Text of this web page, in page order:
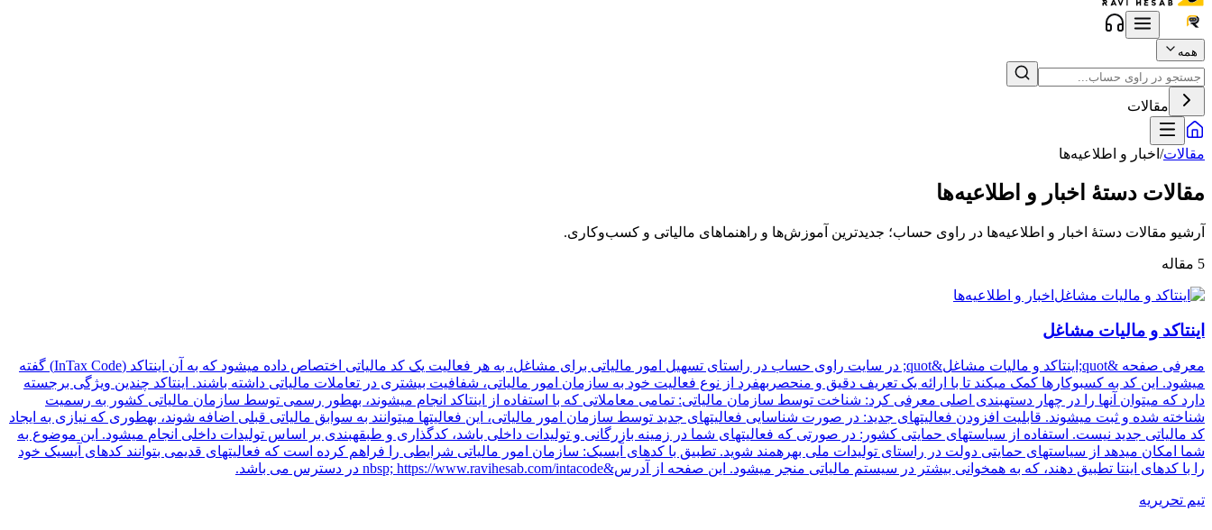
همه
مقالات
مقالات/ اخبار و اطلاعیه‌ها
مقالات دستهٔ اخبار و اطلاعیه‌ها
آرشیو مقالات دستهٔ اخبار و اطلاعیه‌ها در راوی حساب؛ جدیدترین آموزش‌ها و راهنماهای مالیاتی و کسب‌وکاری.
5 مقاله
اخبار و اطلاعیه‌ها
اینتاکد و مالیات مشاغل
معرفی صفحه &quot;اینتاکد و مالیات مشاغل&quot; در سایت راوی حساب در راستای تسهیل امور مالیاتی برای مشاغل، به هر فعالیت یک کد مالیاتی اختصاص داده میشود که به آن اینتاکد (InTax Code) گفته
میشود. این کد به کسبوکارها کمک میکند تا با ارائه یک تعریف دقیق و منحصربهفرد از نوع فعالیت خود به سازمان امور مالیاتی، شفافیت بیشتری در تعاملات مالیاتی داشته باشند. اینتاکد چندین ویژگی برجسته
دارد که میتوان آنها را در چهار دستهبندی اصلی معرفی کرد: شناخت توسط سازمان مالیاتی: تمامی معاملاتی که با استفاده از اینتاکد انجام میشوند، بهطور رسمی توسط سازمان مالیاتی کشور به رسمیت
شناخته شده و ثبت میشوند. قابلیت افزودن فعالیتهای جدید: در صورت شناسایی فعالیتهای جدید توسط سازمان امور مالیاتی، این فعالیتها میتوانند به سوابق مالیاتی قبلی اضافه شوند، بهطوری که نیازی به ایجاد
کد مالیاتی جدید نیست. استفاده از سیاستهای حمایتی کشور: در صورتی که فعالیتهای شما در زمینه بازرگانی و تولیدات داخلی باشد، کدگذاری و طبقهبندی بر اساس تولیدات داخلی انجام میشود. این موضوع به
شما امکان میدهد از سیاستهای حمایتی دولت در راستای تولیدات ملی بهرهمند شوید. تطبیق با کدهای آیسیک: سازمان امور مالیاتی شرایطی را فراهم کرده است که فعالیتهای قدیمی بتوانند کدهای آیسیک خود
را با کدهای اینتا تطبیق دهند، که به همخوانی بیشتر در سیستم مالیاتی منجر میشود. این صفحه از آدرس&nbsp; https://www.ravihesab.com/intacode در دسترس می باشد.
تیم تحریریه